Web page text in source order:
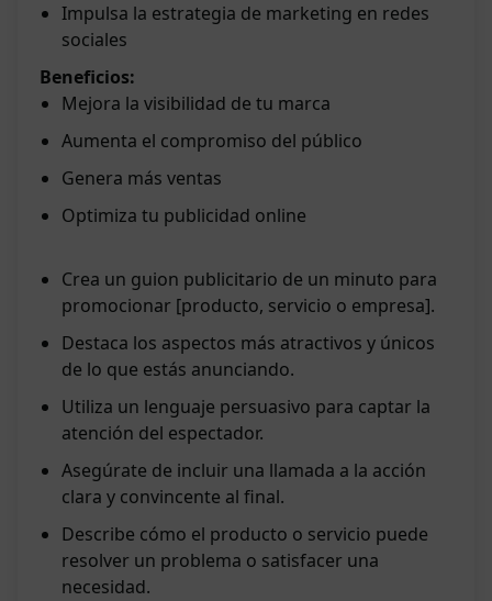
Impulsa la estrategia de marketing en redes
sociales
Beneficios:
Mejora la visibilidad de tu marca
Aumenta el compromiso del público
Genera más ventas
Optimiza tu publicidad online
Crea un guion publicitario de un minuto para
promocionar [producto, servicio o empresa].
Destaca los aspectos más atractivos y únicos
de lo que estás anunciando.
Utiliza un lenguaje persuasivo para captar la
atención del espectador.
Asegúrate de incluir una llamada a la acción
clara y convincente al final.
Describe cómo el producto o servicio puede
resolver un problema o satisfacer una
necesidad.